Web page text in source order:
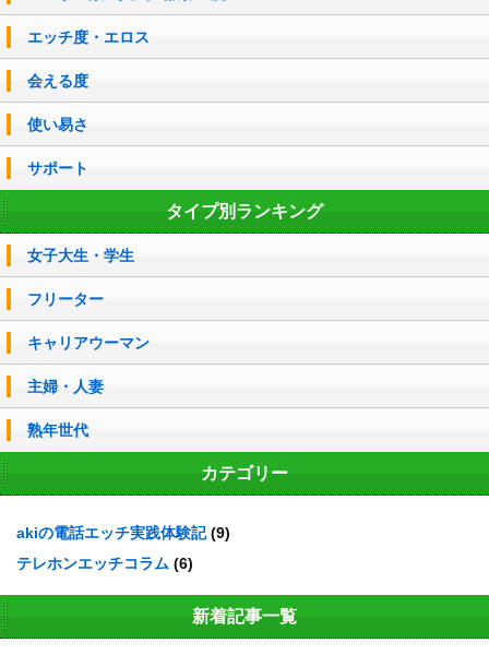
エッチ度・エロス
会える度
使い易さ
サポート
タイプ別ランキング
女子大生・学生
フリーター
キャリアウーマン
主婦・人妻
熟年世代
カテゴリー
akiの電話エッチ実践体験記(9)
テレホンエッチコラム (6)
新着記事一覧